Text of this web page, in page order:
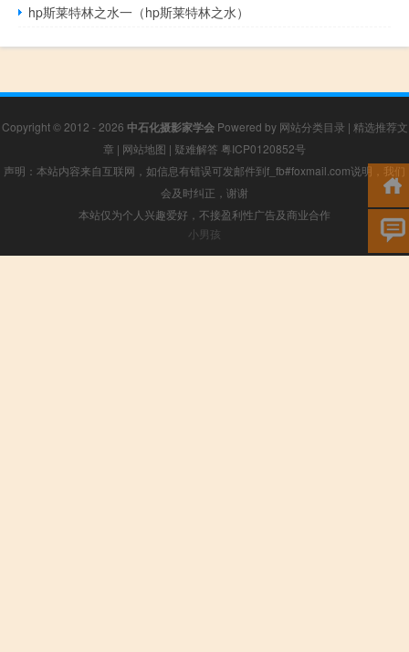
hp斯莱特林之水一（hp斯莱特林之水）
Copyright © 2012 - 2026 中石化摄影家学会Powered by 网站分类目录 | 精选推荐文
章 | 网站地图 | 疑难解答 粤ICP0120852号
声明：本站内容来自互联网，如信息有错误可发邮件到f_fb#foxmail.com说明，我们
会及时纠正，谢谢
本站仅为个人兴趣爱好，不接盈利性广告及商业合作
小男孩